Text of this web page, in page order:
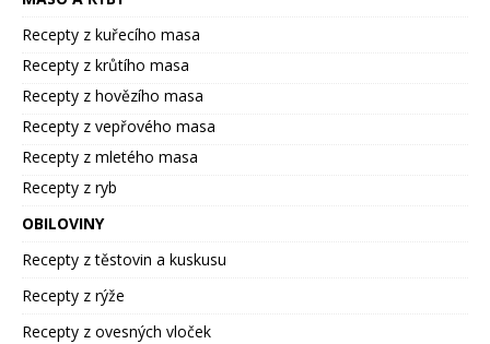
Recepty z kuřecího masa
Recepty z krůtího masa
Recepty z hovězího masa
Recepty z vepřového masa
Recepty z mletého masa
Recepty z ryb
OBILOVINY
Recepty z těstovin a kuskusu
Recepty z rýže
Recepty z ovesných vloček